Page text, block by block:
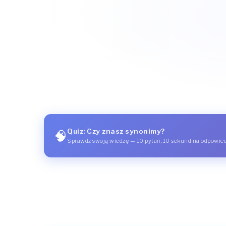
🧠 Quiz: Czy znasz synonimy?
Sprawdź swoją wiedzę — 10 pytań, 10 sekund na